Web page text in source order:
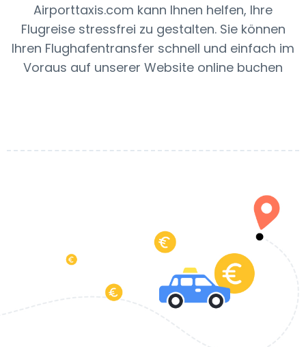
Airporttaxis.com kann Ihnen helfen, Ihre
Flugreise stressfrei zu gestalten. Sie können
Ihren Flughafentransfer schnell und einfach im
Voraus auf unserer Website online buchen